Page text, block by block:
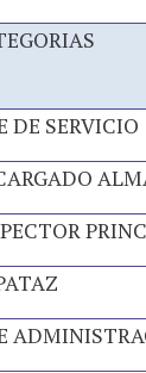
DE SERVICIO